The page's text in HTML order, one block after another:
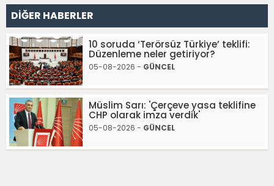
DİĞER HABERLER
10 soruda ‘Terörsüz Türkiye’ teklifi:
Düzenleme neler getiriyor?
05-08-2026 - GÜNCEL
Müslim Sarı: 'Çerçeve yasa teklifine
CHP olarak imza verdik'
05-08-2026 - GÜNCEL